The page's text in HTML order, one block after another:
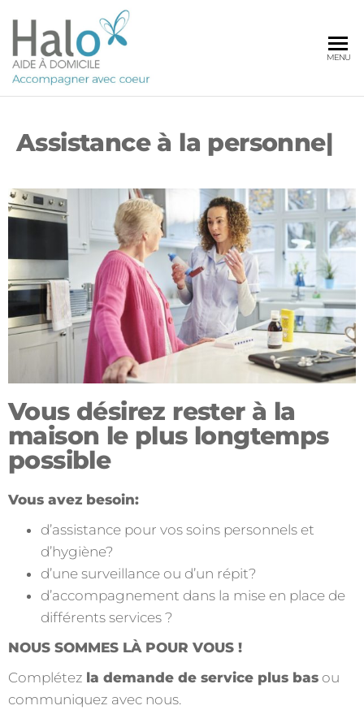
MENU
Assistance à la personne|
Vous désirez rester à la
maison le plus longtemps
possible
Vous avez besoin:
d’assistance pour vos soins personnels et
d’hygiène?
d’une surveillance ou d’un répit?
d’accompagnement dans la mise en place de
différents services ?
NOUS SOMMES LÀ POUR VOUS !
Complétez la demande de service plus bas ou
communiquez avec nous.